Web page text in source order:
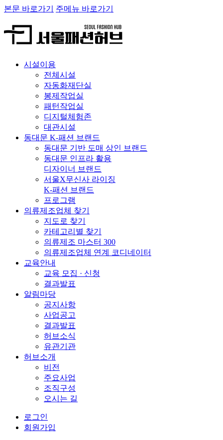
본문 바로가기 주메뉴 바로가기
시설이용
전체시설
자동화재단실
봉제작업실
패턴작업실
디지털체험존
대관시설
동대문 K-패션 브랜드
동대문 기반 도매 상인 브랜드
동대문 인프라 활용
디자이너 브랜드
서울X무신사 라이징
K-패션 브랜드
프로그램
의류제조업체 찾기
지도로 찾기
카테고리별 찾기
의류제조 마스터 300
의류제조업체 연계 코디네이터
교육안내
교육 모집 · 신청
결과발표
알림마당
공지사항
사업공고
결과발표
허브소식
유관기관
허브소개
비전
주요사업
조직구성
오시는 길
로그인
회원가입